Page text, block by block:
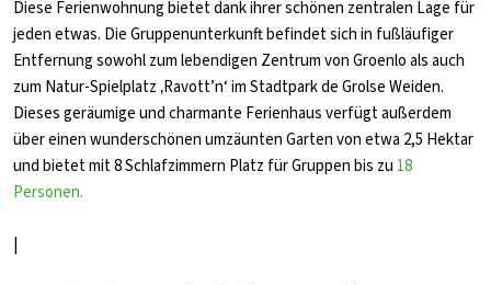
Diese Ferienwohnung bietet dank ihrer schönen zentralen Lage für
jeden etwas. Die Gruppenunterkunft befindet sich in fußläufiger
Entfernung sowohl zum lebendigen Zentrum von Groenlo als auch
zum Natur-Spielplatz ‚Ravott’n‘ im Stadtpark de Grolse Weiden.
Dieses geräumige und charmante Ferienhaus verfügt außerdem
über einen wunderschönen umzäunten Garten von etwa 2,5 Hektar
und bietet mit 8 Schlafzimmern Platz für Gruppen bis zu 18
Personen.